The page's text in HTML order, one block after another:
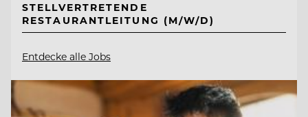
STELLVERTRETENDE
RESTAURANTLEITUNG (M/W/D)
Entdecke alle Jobs